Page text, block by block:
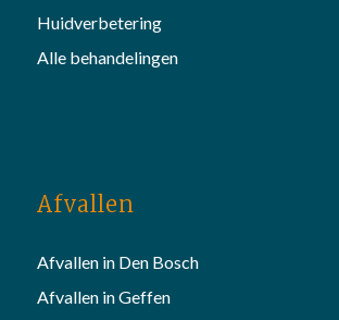
Huidverbetering
Alle behandelingen
Afvallen
Afvallen in Den Bosch
Afvallen in Geffen